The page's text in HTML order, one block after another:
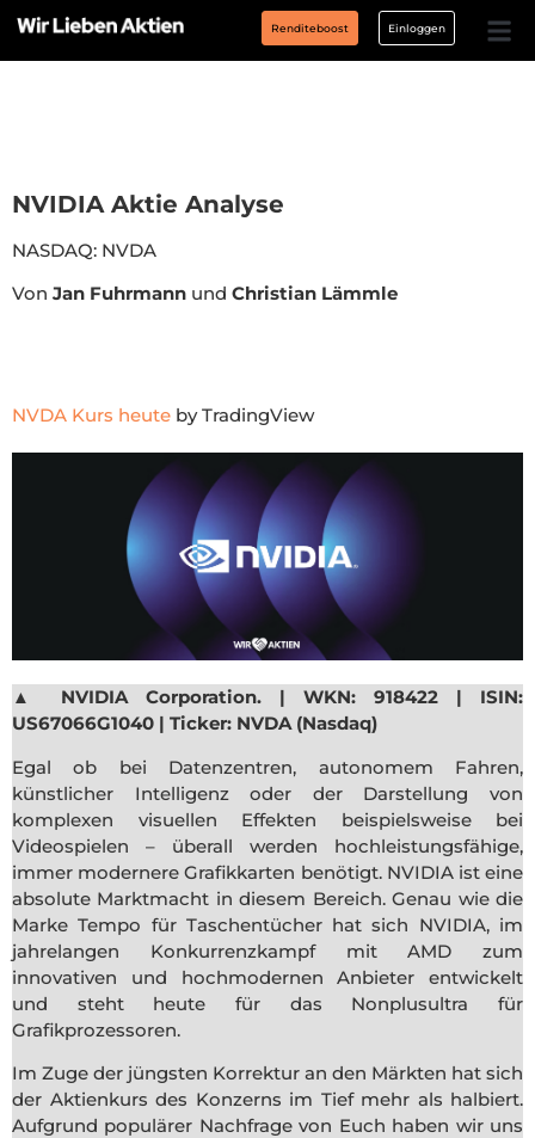
Renditeboost Einloggen
NVIDIA Aktie Analyse
NASDAQ: NVDA
Von Jan Fuhrmann und Christian Lämmle
NVDA Kurs heute by TradingView
▲
NVIDIA Corporation. | WKN: 918422 | ISIN:
US67066G1040 | Ticker: NVDA (Nasdaq)
Egal ob bei Datenzentren, autonomem Fahren,
künstlicher Intelligenz oder der Darstellung von
komplexen visuellen Effekten beispielsweise bei
Videospielen – überall werden hochleistungsfähige,
immer modernere Grafikkarten benötigt. NVIDIA ist eine
absolute Marktmacht in diesem Bereich. Genau wie die
Marke Tempo für Taschentücher hat sich NVIDIA, im
jahrelangen Konkurrenzkampf mit AMD zum
innovativen und hochmodernen Anbieter entwickelt
und steht heute für das Nonplusultra für
Grafikprozessoren.
Im Zuge der jüngsten Korrektur an den Märkten hat sich
der Aktienkurs des Konzerns im Tief mehr als halbiert.
Aufgrund populärer Nachfrage von Euch haben wir uns